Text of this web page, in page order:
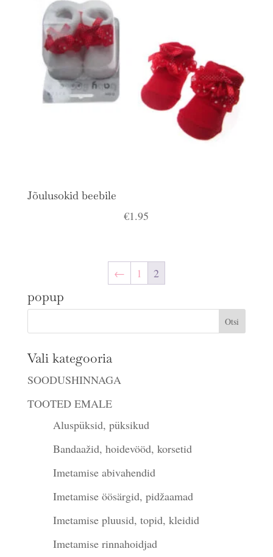
Jõulusokid beebile
€1.95
← 1 2
popup
Vali kategooria
SOODUSHINNAGA
TOOTED EMALE
Aluspüksid, püksikud
Bandaažid, hoidevööd, korsetid
Imetamise abivahendid
Imetamise öösärgid, pidžaamad
Imetamise pluusid, topid, kleidid
Imetamise rinnahoidjad